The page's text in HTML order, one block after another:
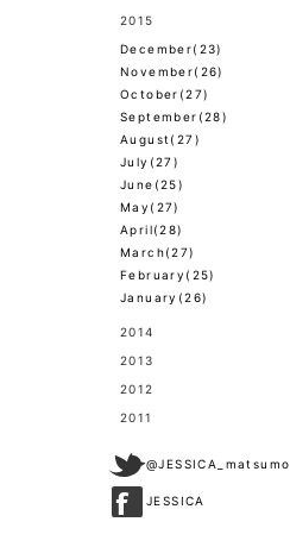
2015
December(23)
November(26)
October(27)
September(28)
August(27)
July(27)
June(25)
May(27)
April(28)
March(27)
February(25)
January(26)
2014
2013
2012
2011
@JESSICA_matsumo
JESSICA